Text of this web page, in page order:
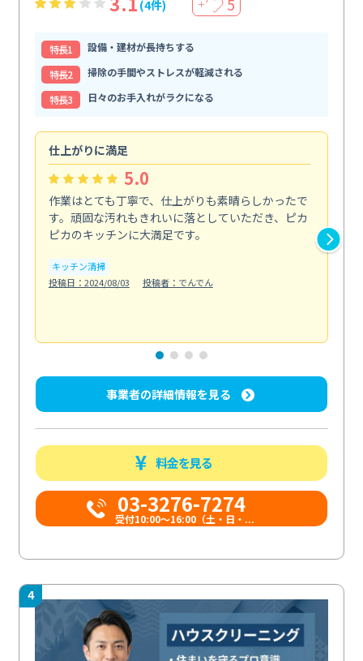
(4件) ＋ 5
特⻑1
設備・建材が長持ちする
特⻑2
掃除の手間やストレスが軽減される
特⻑3
日々のお手入れがラクになる
仕上がりに満足
5.0
作業はとても丁寧で、仕上がりも素晴らしかったで
す。頑固な汚れもきれいに落としていただき、ピカ
ピカのキッチンに大満足です。
キッチン清掃
投稿日：2024/08/03
投稿者：でんでん
事業者の詳細情報を見る
料金を見る
03-3276-7274
受付10:00〜16:00（土・日・...
4